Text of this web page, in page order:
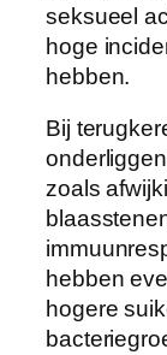
seksueel
hoge
hebben.
Bij
zoals
hebben
hogere